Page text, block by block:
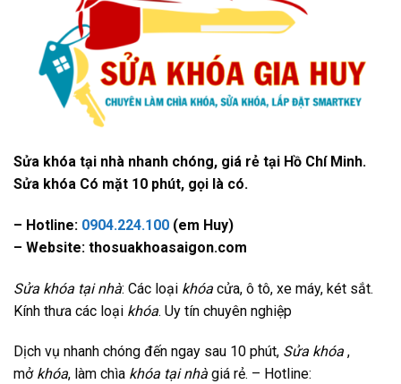
Sửa khóa tại nhà nhanh chóng, giá rẻ tại Hồ Chí Minh.
Sửa khóa Có mặt 10 phút, gọi là có.
– Hotline: 0904.224.100 (em Huy)
– Website: thosuakhoasaigon.com
Sửa khóa tại nhà: Các loại khóa cửa, ô tô, xe máy, két sắt.
Kính thưa các loại khóa. Uy tín chuyên nghiệp
Dịch vụ nhanh chóng đến ngay sau 10 phút, Sửa khóa ,
mở khóa, làm chìa khóa tại nhà giá rẻ. – Hotline: